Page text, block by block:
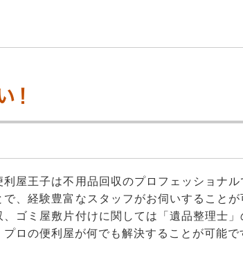
！
利屋王子は不用品回収のプロフェッショナ
で、経験豊富なスタッフがお伺いすること
、ゴミ屋敷片付けに関しては「遺品整理士
プロの便利屋が何でも解決することが可能で